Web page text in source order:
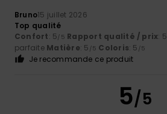
Bruno15 juillet 2026
Top qualité
Confort: 5/5 Rapport qualité / prix: 5
parfaite Matière: 5 /5 Coloris: 5 /5
Je recommande ce produit
5/5